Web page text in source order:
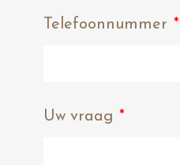
Telefoonnummer *
Uw vraag *